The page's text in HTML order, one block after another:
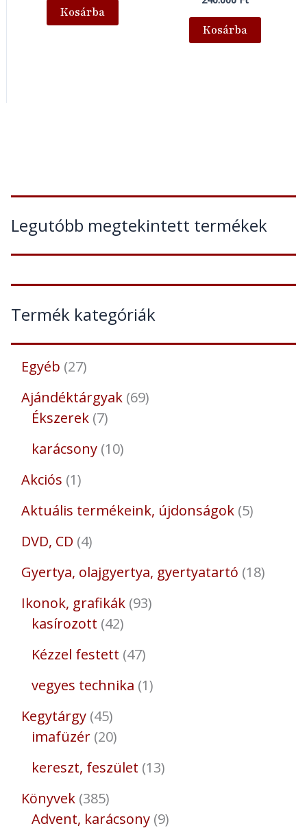
Legutóbb megtekintett termékek
Termék kategóriák
Egyéb 27
Ajándéktárgyak 69
Ékszerek 7
karácsony 10
Akciós 1
Aktuális termékeink, újdonságok 5
DVD, CD 4
Gyertya, olajgyertya, gyertyatartó 18
Ikonok, grafikák 93
kasírozott 42
Kézzel festett 47
vegyes technika 1
Kegytárgy 45
imafüzér 20
kereszt, feszület 13
Könyvek 385
Advent, karácsony 9
Kosárba
Kosárba